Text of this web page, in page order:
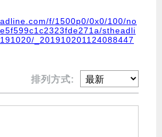
f/1500p0/0x0/100/no
stheadli
_201910201124088447
排列方式: